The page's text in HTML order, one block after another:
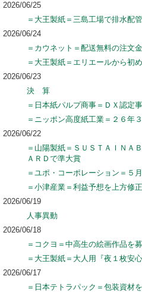
2026/06/25
＝大王製紙＝三島工場で排水配
2026/06/24
＝カウネット＝配送無料の注文
＝大王製紙＝エリエールから初
2026/06/23
決 算
＝日本紙パルプ商事＝ＤＸ認定
＝ニッポン高度紙工業＝２６年
2026/06/22
＝山陽製紙＝ＳＵＳＴＡＩＮ
ＡＲＤで準大賞
＝ユポ・コーポレーション＝５
＝小津産業＝利益予想を上方修正
2026/06/19
人事異動
2026/06/18
＝コクヨ＝中高生の絵画作品
＝大王製紙＝大人用『夜１枚安
2026/06/17
＝日本テトラパック＝包装資材